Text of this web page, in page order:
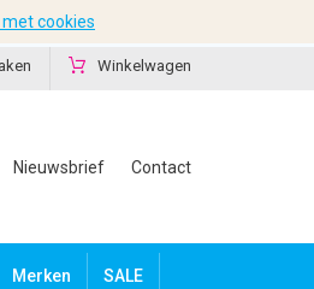
Winkelwagen
Nieuwsbrief Contact
Merken SALE
cookies